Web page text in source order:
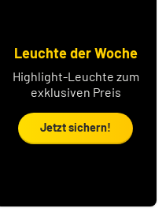
Leuchte der Woche
Highlight-Leuchte zum
exklusiven Preis
Jetzt sichern!